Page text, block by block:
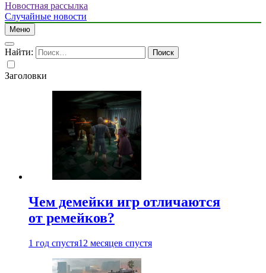
Новостная рассылка
Случайные новости
Меню
Найти:
Заголовки
Чем демейки игр отличаются
от ремейков?
1 год спустя12 месяцев спустя